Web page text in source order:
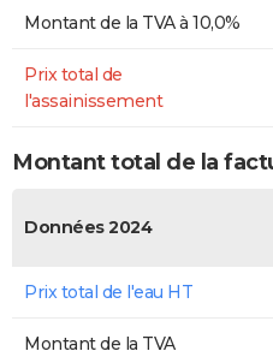
Montant de la TVA à 10,0%
Prix total de
l'assainissement
Montant total de la
Données 2024
Prix total de l'eau HT
Montant de la TVA